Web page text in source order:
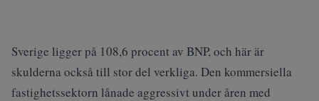
Sverige ligger på 108,6 procent av BNP, och här är
skulderna också till stor del verkliga. Den kommersiella
fastighetssektorn lånade aggressivt under åren med